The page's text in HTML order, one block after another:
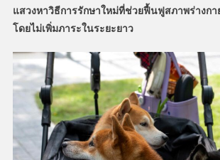
แสวงหาวิธีการรักษาใหม่ที่ช่วยฟื้นฟูสภาพร่างกา
โดยไม่เพิ่มภาระในระยะยาว